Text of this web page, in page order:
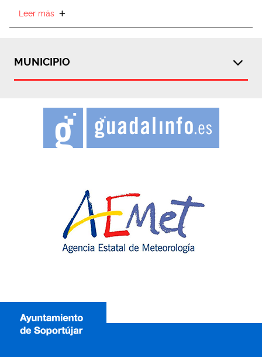
Leer más
MUNICIPIO